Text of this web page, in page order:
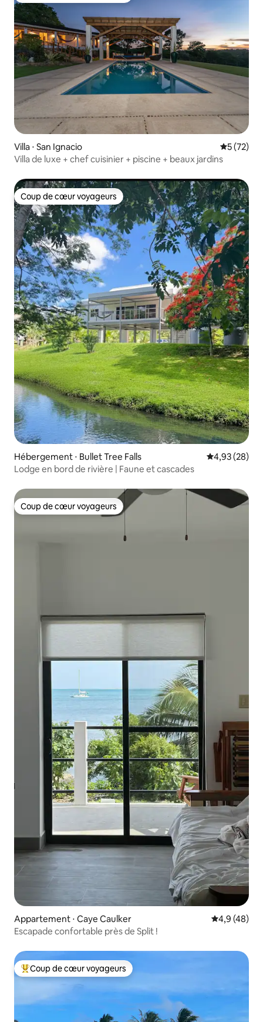
Villa ⋅ San Ignacio
5 (72)
Villa de luxe + chef cuisinier + piscine + beaux jardins
Coup de cœur voyageurs
Coup de cœur voyageurs
Hébergement ⋅ Bullet Tree Falls Évaluation
4,93 (28)
Lodge en bord de rivière | Faune et cascades
Coup de cœur voyageurs
Coup de cœur voyageurs
Appartement ⋅ Caye Caulker Évaluation
4,9 (48)
Escapade confortable près de Split !
Coups de cœur voyageurs les plus appréciés
Coup de cœur voyageurs